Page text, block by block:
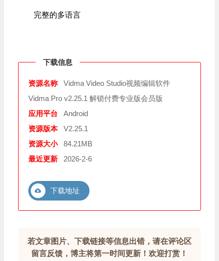
完整的多语言
下载信息
资源名称
Vidma Video Studio视频编辑软件
Vidma Pro v2.25.1 解锁付费专业版会员版
应用平台
Android
资源版本
V2.25.1
资源大小
84.21MB
最近更新
2026-2-6
下载地址
若文章图片、下载链接等信息出错，请在评论区
留言反馈，博主将第一时间更新！欢迎打赏！